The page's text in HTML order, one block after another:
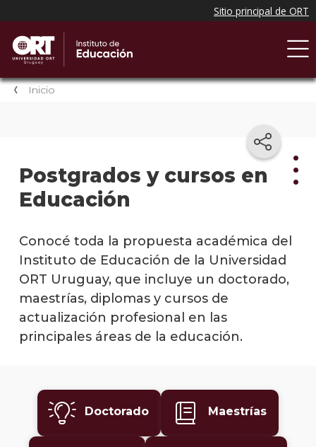
Inicio
Postgrados y cursos en
Educación
en
Conocé toda la propuesta académica del
Instituto de Educación de la Universidad
ORT Uruguay, que incluye un doctorado,
maestrías, diplomas y cursos de
actualización profesional en las
principales áreas de la educación.
Doctorado Maestrías